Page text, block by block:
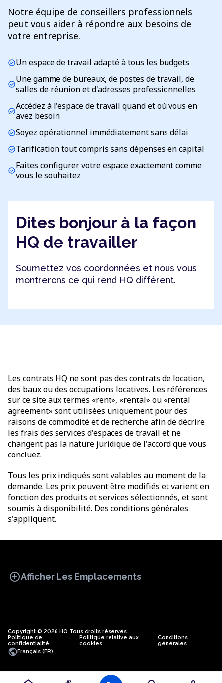
Notre équipe de conseillers professionnels
peut vous aider à répondre aux besoins de
votre entreprise.
check_circleUn espace de travail adapté à tous les budgets
check_circleUne gamme de bureaux, de postes de travail, de
salles de réunion et d'adresses professionnelles
check_circleAccédez à l'espace de travail quand et où vous en
avez besoin
check_circleSoyez opérationnel immédiatement sans délai
check_circleTarification tout compris sans dépenses en capital
check_circleFaites configurer votre espace exactement comme
vous le souhaitez
Dites bonjour à la façon
HQ de travailler
Soumettez vos coordonnées et nous vous
montrerons ce qui rend HQ différent.
Les contrats HQ ne sont pas des contrats de location,
des baux ou des occupations locatives. Les références
sur ce site aux termes «rent», «rental» ou «rental
agreement» sont utilisées uniquement pour des
raisons de commodité et de recherche afin de décrire
les frais des services d'espaces de travail et ne
changent pas la nature juridique de l'accord que vous
concluez.
Tous les prix indiqués sont valables au moment de la
demande. Les prix peuvent être modifiés et varient en
fonction des produits et services sélectionnés, et sont
soumis à disponibilité. Des conditions générales
s'appliquent.
add_circleAfficher Les Emplacements
BUREAU COWORKING
BUREAUX
Copyright © 2026 HQ Tous droits réservés.
Politique de
confidentialité
Politique relative aux
cookies
Conditions
générales
publicFrançais (FR)